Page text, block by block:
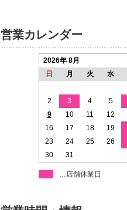
営業カレンダー
2026年 8月
日
月 火 水
2
3 4 5
9
10 11 12
16
17 18 19
23
24 25 26
30
31
…店舗休業日